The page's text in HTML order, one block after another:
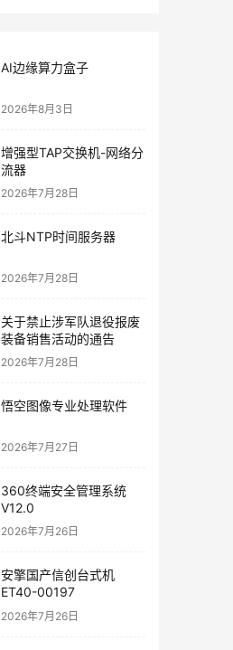
AI边缘算力盒子
2026年8月3日
增强型TAP交换机-网络分
流器
2026年7月28日
北斗NTP时间服务器
2026年7月28日
关于禁止涉军队退役报废
装备销售活动的通告
2026年7月28日
悟空图像专业处理软件
2026年7月27日
360终端安全管理系统
V12.0
2026年7月26日
安擎国产信创台式机
ET40-00197
2026年7月26日